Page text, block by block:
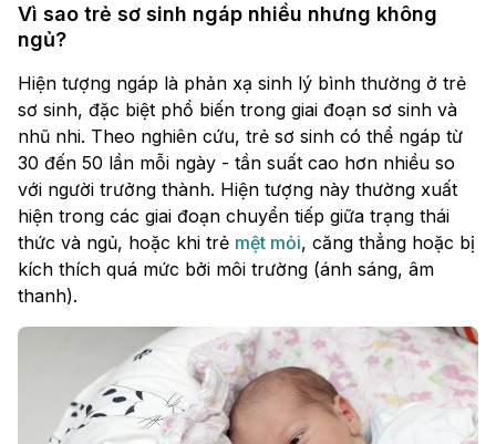
Vì sao trẻ sơ sinh ngáp nhiều nhưng không
ngủ?
Hiện tượng ngáp là phản xạ sinh lý bình thường ở trẻ
sơ sinh, đặc biệt phổ biến trong giai đoạn sơ sinh và
nhũ nhi. Theo nghiên cứu, trẻ sơ sinh có thể ngáp từ
30 đến 50 lần mỗi ngày - tần suất cao hơn nhiều so
với người trưởng thành. Hiện tượng này thường xuất
hiện trong các giai đoạn chuyển tiếp giữa trạng thái
thức và ngủ, hoặc khi trẻ mệt mỏi, căng thẳng hoặc bị
kích thích quá mức bởi môi trường (ánh sáng, âm
thanh).